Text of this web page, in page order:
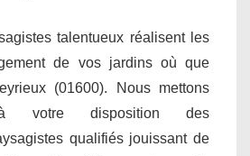
talentueux réalisent les
de vos jardins où que
(01600). Nous mettons
à votre disposition des
qualifiés jouissant de